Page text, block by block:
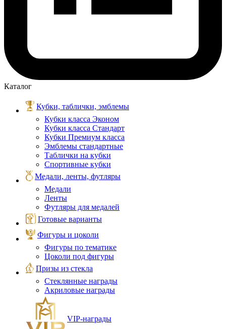
Каталог
Кубки, таблички, эмблемы
Кубки класса Эконом
Кубки класса Стандарт
Кубки Премиум класса
Эмблемы стандартные
Таблички на кубки
Спортивные кубки
Медали, ленты, футляры
Медали
Ленты
Футляры для медалей
Готовые варианты
Фигуры и цоколи
Фигуры по тематике
Цоколи под фигуры
Призы из стекла
Стеклянные награды
Акриловые награды
VIP‑награды